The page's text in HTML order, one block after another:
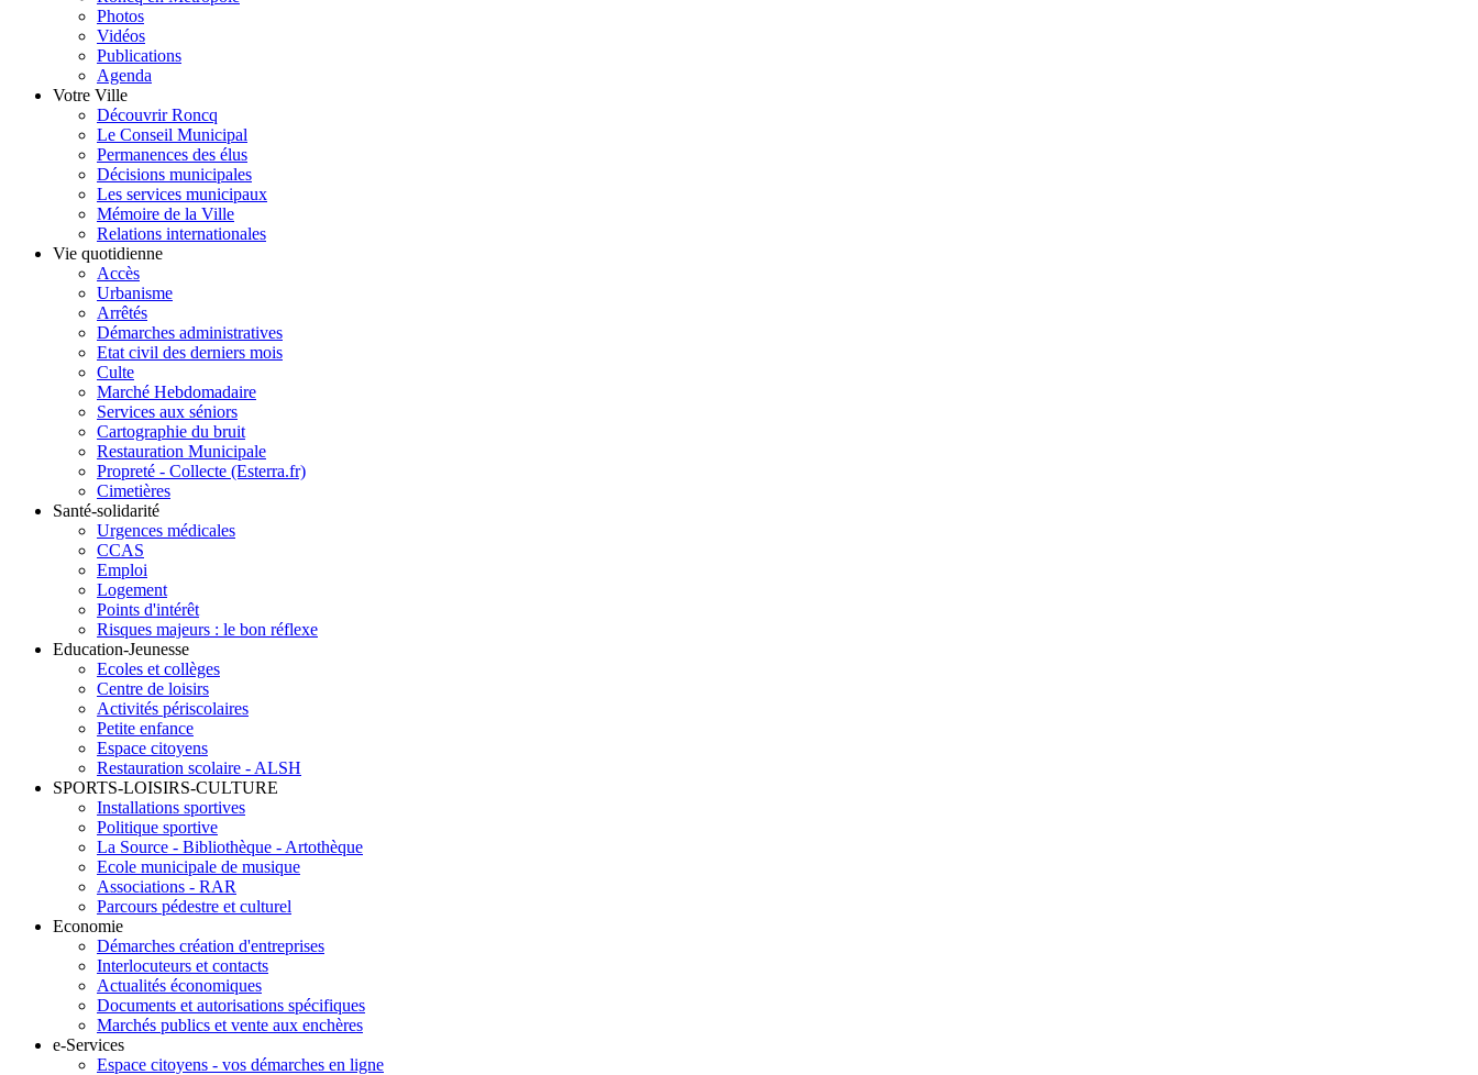
Photos
Vidéos
Publications
Agenda
Votre Ville
Découvrir Roncq
Le Conseil Municipal
Permanences des élus
Décisions municipales
Les services municipaux
Mémoire de la Ville
Relations internationales
Vie quotidienne
Accès
Urbanisme
Arrêtés
Démarches administratives
Etat civil des derniers mois
Culte
Marché Hebdomadaire
Services aux séniors
Cartographie du bruit
Restauration Municipale
Propreté - Collecte (Esterra.fr)
Cimetières
Santé-solidarité
Urgences médicales
CCAS
Emploi
Logement
Points d'intérêt
Risques majeurs : le bon réflexe
Education-Jeunesse
Ecoles et collèges
Centre de loisirs
Activités périscolaires
Petite enfance
Espace citoyens
Restauration scolaire - ALSH
SPORTS-LOISIRS-CULTURE
Installations sportives
Politique sportive
La Source - Bibliothèque - Artothèque
Ecole municipale de musique
Associations - RAR
Parcours pédestre et culturel
Economie
Démarches création d'entreprises
Interlocuteurs et contacts
Actualités économiques
Documents et autorisations spécifiques
Marchés publics et vente aux enchères
e-Services
Espace citoyens - vos démarches en ligne